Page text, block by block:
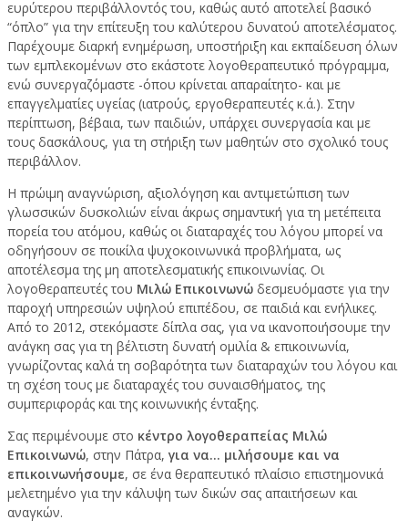
ευρύτερου περιβάλλοντός του, καθώς αυτό αποτελεί βασικό
“όπλο” για την επίτευξη του καλύτερου δυνατού αποτελέσματος.
Παρέχουμε διαρκή ενημέρωση, υποστήριξη και εκπαίδευση όλων
των εμπλεκομένων στο εκάστοτε λογοθεραπευτικό πρόγραμμα,
ενώ συνεργαζόμαστε -όπου κρίνεται απαραίτητο- και με
επαγγελματίες υγείας (ιατρούς, εργοθεραπευτές κ.ά.). Στην
περίπτωση, βέβαια, των παιδιών, υπάρχει συνεργασία και με
τους δασκάλους, για τη στήριξη των μαθητών στο σχολικό τους
περιβάλλον.
Η πρώιμη αναγνώριση, αξιολόγηση και αντιμετώπιση των
γλωσσικών δυσκολιών είναι άκρως σημαντική για τη μετέπειτα
πορεία του ατόμου, καθώς οι διαταραχές του λόγου μπορεί να
οδηγήσουν σε ποικίλα ψυχοκοινωνικά προβλήματα, ως
αποτέλεσμα της μη αποτελεσματικής επικοινωνίας. Οι
λογοθεραπευτές του Μιλώ Επικοινωνώ δεσμευόμαστε για την
παροχή υπηρεσιών υψηλού επιπέδου, σε παιδιά και ενήλικες.
Από το 2012, στεκόμαστε δίπλα σας, για να ικανοποιήσουμε την
ανάγκη σας για τη βέλτιστη δυνατή ομιλία & επικοινωνία,
γνωρίζοντας καλά τη σοβαρότητα των διαταραχών του λόγου και
τη σχέση τους με διαταραχές του συναισθήματος, της
συμπεριφοράς και της κοινωνικής ένταξης.
Σας περιμένουμε στο κέντρο λογοθεραπείας Μιλώ
Επικοινωνώ, στην Πάτρα, για να… μιλήσουμε και να
επικοινωνήσουμε, σε ένα θεραπευτικό πλαίσιο επιστημονικά
μελετημένο για την κάλυψη των δικών σας απαιτήσεων και
αναγκών.